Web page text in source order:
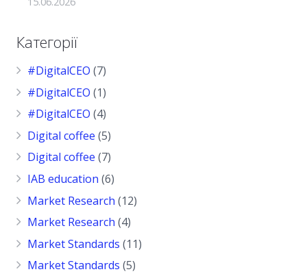
Категорії
#DigitalCEO (7)
#DigitalCEO (1)
#DigitalCEO (4)
Digital coffee (5)
Digital coffee (7)
IAB education (6)
Market Research (12)
Market Research (4)
Market Standards (11)
Market Standards (5)